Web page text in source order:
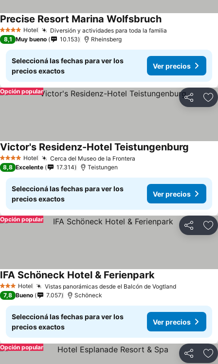
4 EstrellasHotel Diversión y actividades para toda la familia
Precise Resort Marina Wolfsbruch
8,1 Muy bueno 10.153 Rheinsberg
Seleccioná las fechas para ver los
precios exactos
Ver precios
Compartir
Opción popular
4 EstrellasHotel Cerca del Museo de la Frontera
Victor's Residenz-Hotel Teistungenburg
8,8 Excelente 17.314 Teistungen
Seleccioná las fechas para ver los
precios exactos
Ver precios
Compartir
Opción popular
3 Estrellas
Hotel Vistas panorámicas desde el Balcón de Vogtland
IFA Schöneck Hotel & Ferienpark
7,8 Bueno 7.057 Schöneck
Seleccioná las fechas para ver los
precios exactos
Ver precios
Compartir
Opción popular